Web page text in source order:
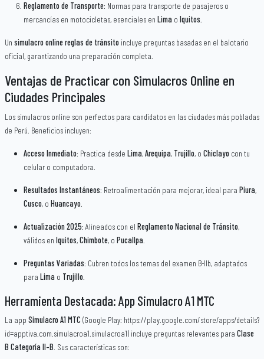
Reglamento de Transporte: Normas para transporte de pasajeros o
mercancías en motocicletas, esenciales en Lima o Iquitos
Un simulacro online reglas de tránsito incluye preguntas basadas en el balotario
oficial, garantizando una preparación completa.
Ventajas de Practicar con Simulacros Online en
Ciudades Principales
Los simulacros online son perfectos para candidatos en las ciudades más pobladas
de Perú. Beneficios incluyen:
Acceso Inmediato: Practica desde Lima,Arequipa, Trujillo, o Chiclayo con tu
celular o computadora.
Resultados Instantáneos: Retroalimentación para mejorar, ideal para Piura,
Cusco, o Huancayo
Actualización 2025: Alineados con el Reglamento Nacional de Tránsito,
válidos en Iquitos,Chimbote, o Pucallpa
Preguntas Variadas: Cubren todos los temas del examen B-IIb, adaptados
para Lima o Trujillo
Herramienta Destacada: App Simulacro A1 MTC
La app Simulacro A1 MTC (Google Play: https://play.google.com/store/apps/details?
id=apptiva.com.simulacroa1.simulacroa1) incluye preguntas relevantes para Clase
B Categoría II-B . Sus características son: